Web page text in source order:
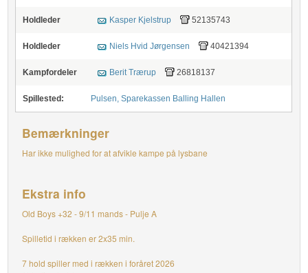
Holdleder Kasper Kjelstrup 52135743
Holdleder Niels Hvid Jørgensen 40421394
Kampfordeler Berit Trærup 26818137
Spillested: Pulsen, Sparekassen Balling Hallen
Bemærkninger
Har ikke mulighed for at afvikle kampe på lysbane
Ekstra info
Old Boys +32 - 9/11 mands - Pulje A
Spilletid i rækken er 2x35 min.
7 hold spiller med i rækken i foråret 2026